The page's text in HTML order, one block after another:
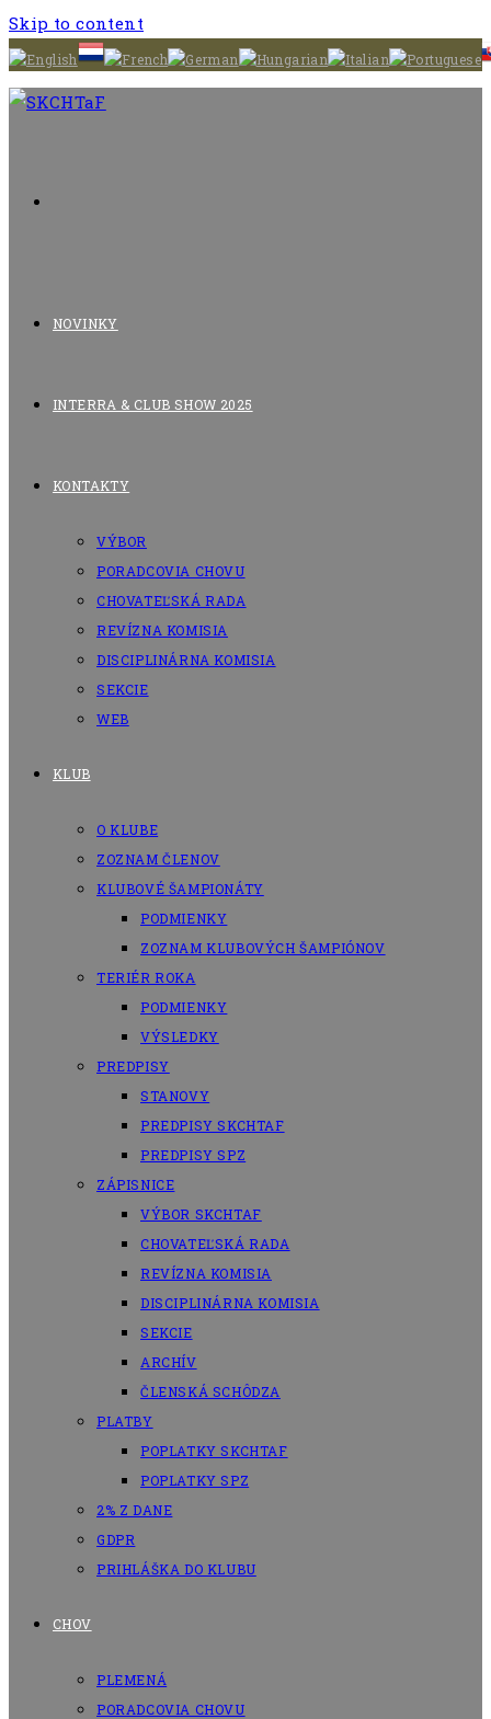
Skip to content
NOVINKY
INTERRA & CLUB SHOW 2025
KONTAKTY
VÝBOR
PORADCOVIA CHOVU
CHOVATEĽSKÁ RADA
REVÍZNA KOMISIA
DISCIPLINÁRNA KOMISIA
SEKCIE
WEB
KLUB
O KLUBE
ZOZNAM ČLENOV
KLUBOVÉ ŠAMPIONÁTY
PODMIENKY
ZOZNAM KLUBOVÝCH ŠAMPIÓNOV
TERIÉR ROKA
PODMIENKY
VÝSLEDKY
PREDPISY
STANOVY
PREDPISY SKCHTAF
PREDPISY SPZ
ZÁPISNICE
VÝBOR SKCHTAF
CHOVATEĽSKÁ RADA
REVÍZNA KOMISIA
DISCIPLINÁRNA KOMISIA
SEKCIE
ARCHÍV
ČLENSKÁ SCHÔDZA
PLATBY
POPLATKY SKCHTAF
POPLATKY SPZ
2% Z DANE
GDPR
PRIHLÁŠKA DO KLUBU
CHOV
PLEMENÁ
PORADCOVIA CHOVU